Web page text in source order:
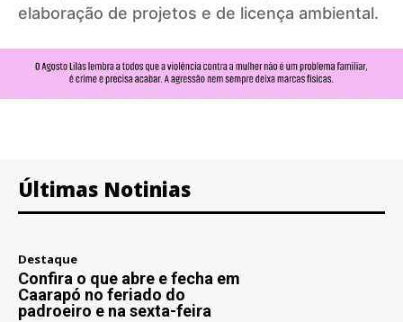
elaboração de projetos e de licença ambiental.
Últimas Notinias
Destaque
Confira o que abre e fecha em
Caarapó no feriado do
padroeiro e na sexta-feira